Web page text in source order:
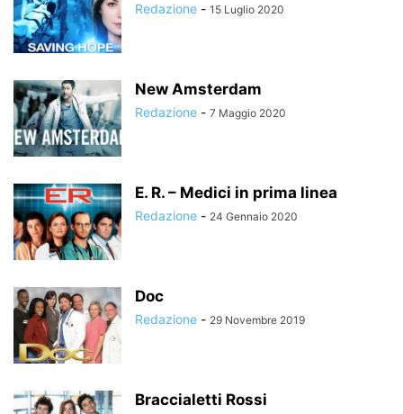
Redazione - 15 Luglio 2020
New Amsterdam
Redazione - 7 Maggio 2020
E. R. – Medici in prima linea
Redazione - 24 Gennaio 2020
Doc
Redazione - 29 Novembre 2019
Braccialetti Rossi